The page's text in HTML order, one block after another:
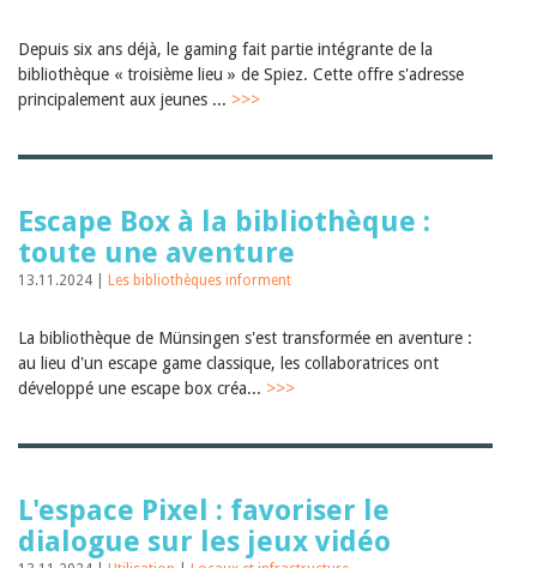
Depuis six ans déjà, le gaming fait partie intégrante de la
bibliothèque « troisième lieu » de Spiez. Cette offre s'adresse
principalement aux jeunes ... >>>
Escape Box à la bibliothèque :
toute une aventure
13.11.2024 | Les bibliothèques informent
La bibliothèque de Münsingen s'est transformée en aventure :
au lieu d'un escape game classique, les collaboratrices ont
développé une escape box créa... >>>
L'espace Pixel : favoriser le
dialogue sur les jeux vidéo